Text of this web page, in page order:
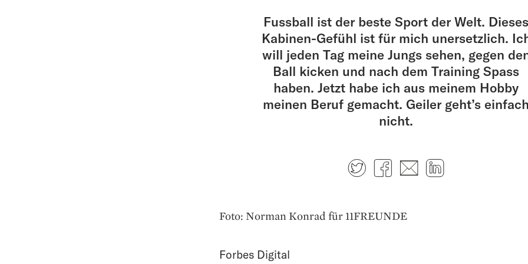
Fussball ist der beste Sport der Welt. Dieses
Kabinen-Gefühl ist für mich unersetzlich.
will jeden Tag meine Jungs sehen, gegen
Ball kicken und nach dem Training Spass
haben. Jetzt habe ich aus meinem Hobby
meinen Beruf gemacht. Geiler geht’s einfach
nicht.
TwitterFacebook
E-mail
Foto: Norman Konrad für 11FREUNDE
Forbes Digital